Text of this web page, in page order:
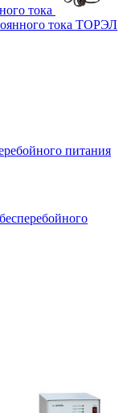
тока
тока ТОРЭЛ
питания